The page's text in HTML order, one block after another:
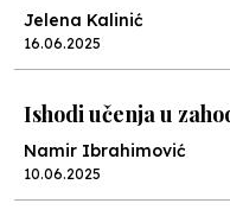
Jelena Kalinić
16.06.2025
Ishodi učenja u
Namir Ibrahimović
10.06.2025